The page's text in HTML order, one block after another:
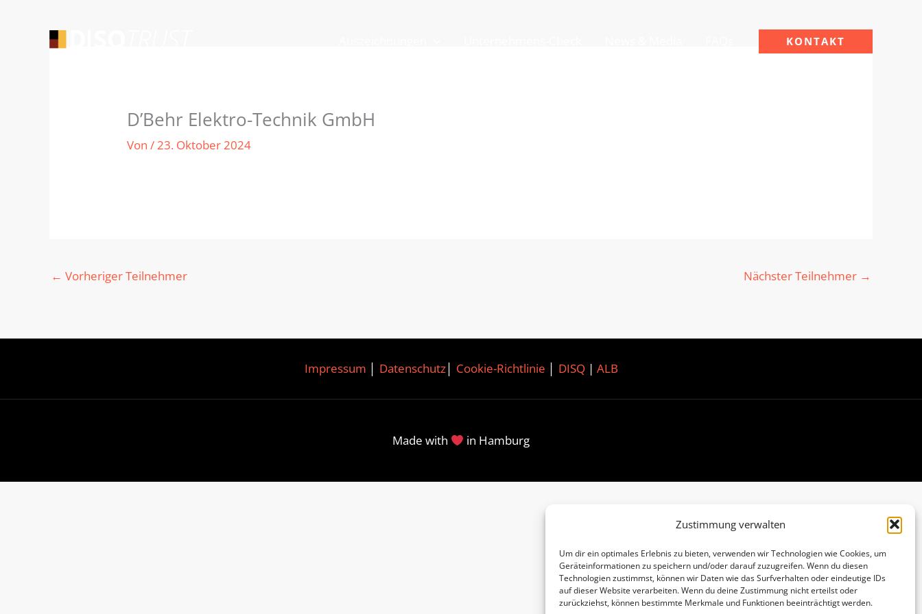
Zustimmung verwalten
Um dir ein optimales Erlebnis zu bieten, verwenden wir Technologien wie Cookies, um
Geräteinformationen zu speichern und/oder darauf zuzugreifen. Wenn du diesen
Technologien zustimmst, können wir Daten wie das Surfverhalten oder eindeutige IDs
auf dieser Website verarbeiten. Wenn du deine Zustimmung nicht erteilst oder
zurückziehst, können bestimmte Merkmale und Funktionen beeinträchtigt werden.
KONTAKT
D’Behr Elektro-Technik GmbH
Von/23. Oktober 2024
← Vorheriger Teilnehmer Nächster Teilnehmer →
Impressum Datenschutz│ Cookie-Richtlinie DISQ| ALB
Made with in Hamburg